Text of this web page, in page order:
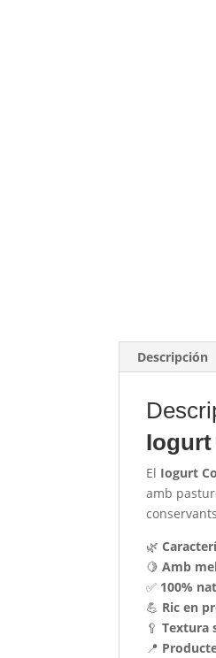
Descripción
Iogurt
El Iogurt
amb
🌿
🍋Amb
✅ 100%
💪 Ric en
🥄Textura
📍